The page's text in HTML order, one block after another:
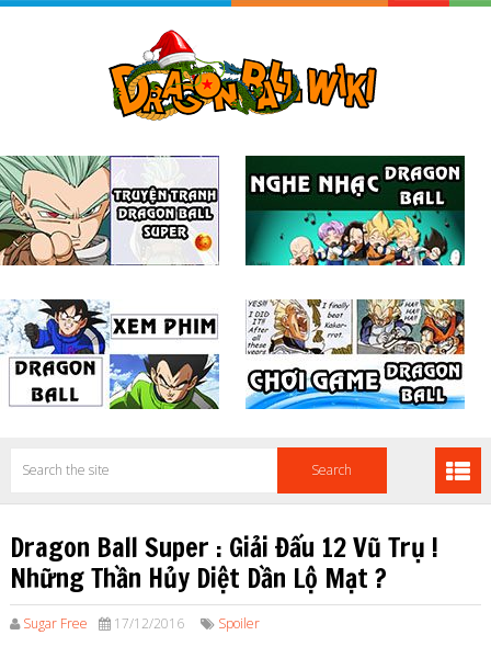
Dragon Ball Super : Giải Đấu 12 Vũ Trụ !
Những Thần Hủy Diệt Dần Lộ Mặt ?
Sugar Free 17/12/2016 Spoiler